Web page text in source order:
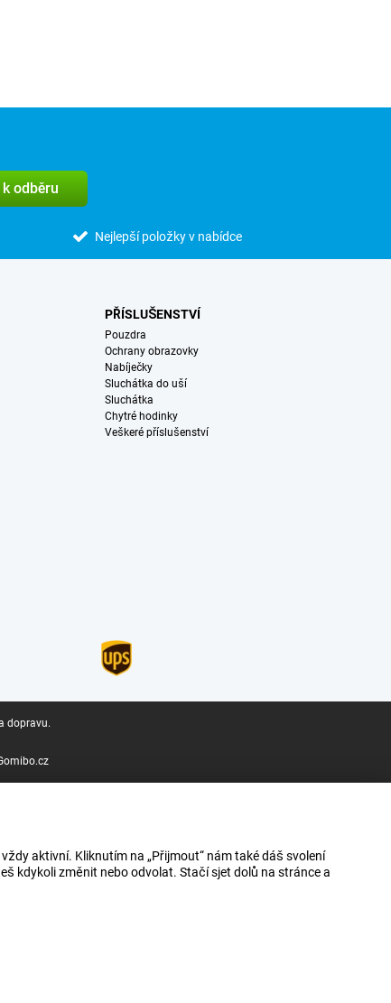
odběru
Nejlepší položky v nabídce
PŘÍSLUŠENSTVÍ
Pouzdra
Ochrany obrazovky
Nabíječky
Sluchátka do uší
Sluchátka
Chytré hodinky
Veškeré příslušenství
dopravu.
aktivní. Kliknutím na „Přijmout“ nám také dáš svolení
kdykoli změnit nebo odvolat. Stačí sjet dolů na stránce a